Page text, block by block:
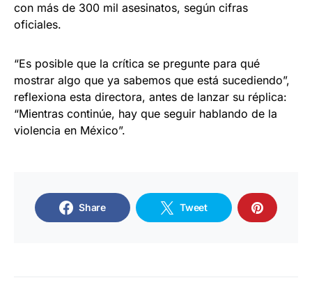
con más de 300 mil asesinatos, según cifras
oficiales.
“Es posible que la crítica se pregunte para qué
mostrar algo que ya sabemos que está sucediendo”,
reflexiona esta directora, antes de lanzar su réplica:
“Mientras continúe, hay que seguir hablando de la
violencia en México”.
Share Tweet